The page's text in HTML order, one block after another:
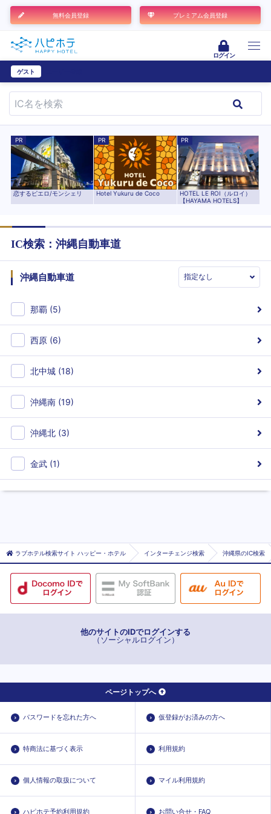
無料会員登録 プレミアム会員登録
ログイン
ゲスト
PR
恋するピエロ/モンシェリ
PR
Hotel Yukuru de Coco
PR
HOTEL LE ROI（ルロイ）
【HAYAMA HOTELS】
IC検索： 沖縄自動車道
沖縄自動車道
那覇 (5)
西原 (6)
北中城 (18)
沖縄南 (19)
沖縄北 (3)
金武 (1)
ラブホテル検索サイト ハッピー・ホテル インターチェンジ検索 沖縄県のIC検索
他のサイトのIDでログインする
（ソーシャルログイン）
ページトップへ
パスワードを忘れた方へ 仮登録がお済みの方へ
特商法に基づく表示 利用規約
個人情報の取扱について マイル利用規約
ハピホテ予約利用規約 お問い合せ・FAQ